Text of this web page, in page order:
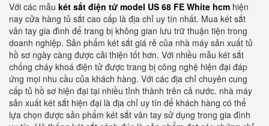
Với các mẫu két sắt điện tử model US 68 FE White hcm hiện
nay cửa hàng tủ sắt cao cấp là địa chỉ uy tín nhất. Mua két sắt
vân tay gia đình để trang bị không gian lưu trữ thuận tiện trong
doanh nghiệp. Sản phẩm két sắt giá rẻ của nhà máy sản xuất tủ
hồ sơ ngày càng được cải thiện tốt hơn. Với nhiều mẫu két sắt
chống cháy khoá điện tử được trang bị công nghệ hiện đại đáp
ứng mọi nhu cầu của khách hàng. Với các địa chỉ chuyên cung
cấp tủ hồ sơ hiện đại tại nhiều tỉnh thành trên cả nước. nhà máy
sản xuất két sắt hiện đại là địa chỉ uy tín để khách hàng có thể
lựa chọn được sản phẩm két sắt vân tay sử dụng trong gia đình